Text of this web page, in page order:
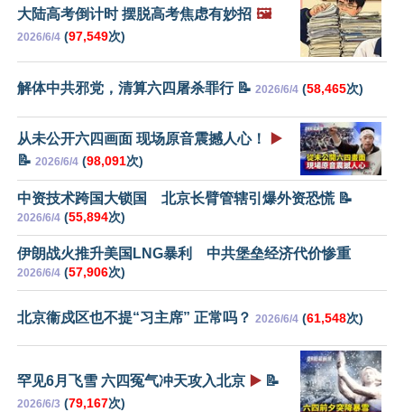
大陆高考倒计时 摆脱高考焦虑有妙招 🖼️
2026/6/4 (97,549次)
解体中共邪党，清算六四屠杀罪行 📝 2026/6/4 (58,465次)
从未公开六四画面 现场原音震撼人心！
▶️
📝 2026/6/4 (98,091次)
中资技术跨国大锁国 北京长臂管辖引爆外资恐慌 📝
2026/6/4 (55,894次)
伊朗战火推升美国LNG暴利 中共堡垒经济代价惨重
2026/6/4 (57,906次)
北京衞戍区也不提“习主席” 正常吗？ 2026/6/4 (61,548次)
罕见6月飞雪 六四冤气冲天攻入北京 ▶️ 📝
2026/6/3 (79,167次)